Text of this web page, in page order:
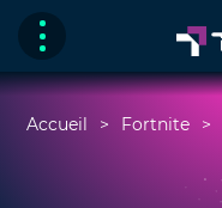
Accueil Fortnite